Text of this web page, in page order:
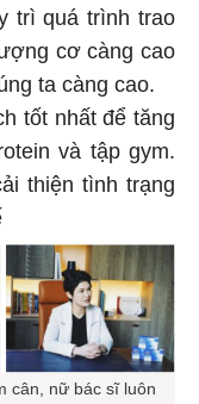
trì quá trình trao
cơ càng cao
ta càng cao.
tốt nhất để tăng
và tập gym.
thiện tình trạng
cân, nữ bác sĩ luôn